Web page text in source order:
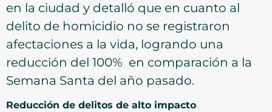
en la ciudad y detalló que en cuanto al
delito de homicidio no se registraron
afectaciones a la vida, logrando una
reducción del 100% en comparación a la
Semana Santa del año pasado.
Reducción de delitos de alto impacto